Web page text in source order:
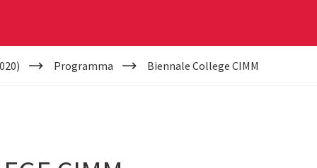
Programma Biennale College CIMM